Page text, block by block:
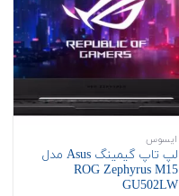
ایسوس
لپ تاپ گیمینگ Asus مدل
ROG Zephyrus M15
‎GU502LW